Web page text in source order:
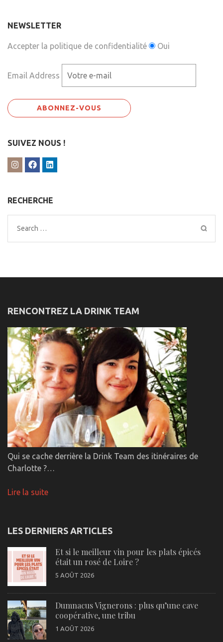
NEWSLETTER
Accepter la politique de confidentialité Oui
Email Address
SUIVEZ NOUS !
RECHERCHE
Search
for:
RENCONTREZ LA DRINK TEAM
Qui se cache derrière la Drink Team des itinéraires de
Charlotte ?…
Lire la suite
LES DERNIERS ARTICLES
Et si le meilleur vin pour les plats épicés
était un rosé de Loire ?
5 AOÛT 2026
Dumnacus Vignerons : plus qu’une cave
coopérative, une tribu
1 AOÛT 2026